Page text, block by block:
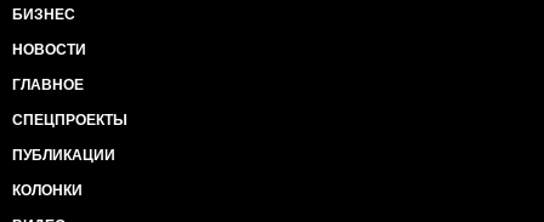
БИЗНЕС
НОВОСТИ
ГЛАВНОЕ
СПЕЦПРОЕКТЫ
ПУБЛИКАЦИИ
КОЛОНКИ